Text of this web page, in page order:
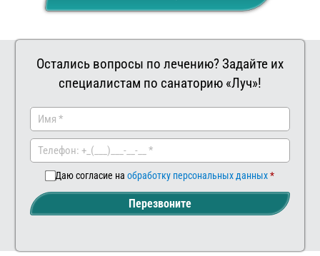
Остались вопросы по лечению? Задайте их
специалистам по санаторию «Луч»!
Даю согласие на обработку персональных данных
Перезвоните